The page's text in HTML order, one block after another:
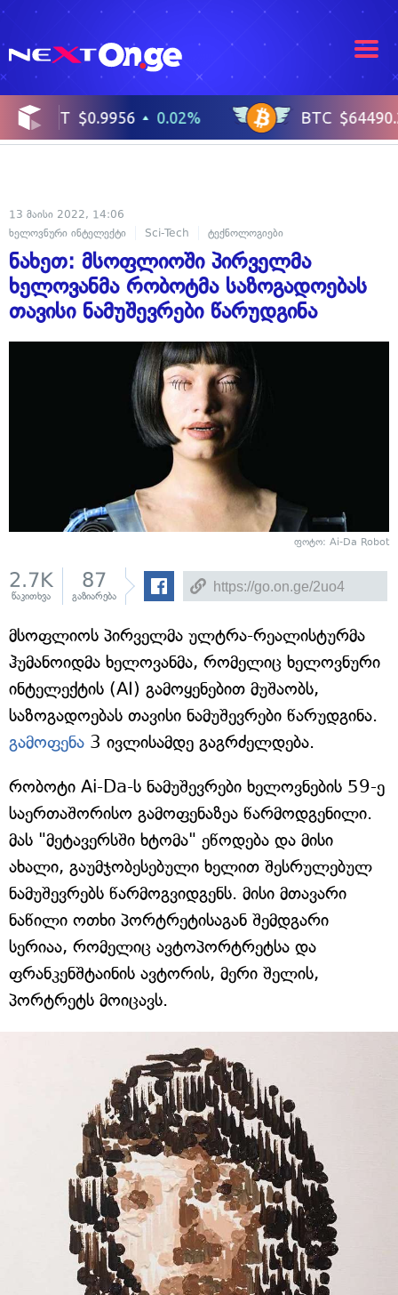
13 მაისი 2022, 14:06
ხელოვნური ინტელექტი
Sci-Tech ტექნოლოგიები
ნახეთ: მსოფლიოში პირველმა
ხელოვანმა რობოტმა საზოგადოებას
თავისი ნამუშევრები წარუდგინა
ფოტო: Ai-Da Robot
2.7K
წაკითხვა
87
გაზიარება
მსოფლიოს პირველმა ულტრა-რეალისტურმა
ჰუმანოიდმა ხელოვანმა, რომელიც ხელოვნური
ინტელექტის (AI) გამოყენებით მუშაობს,
საზოგადოებას თავისი ნამუშევრები წარუდგინა.
გამოფენა 3 ივლისამდე გაგრძელდება.
რობოტი Ai-Da-ს ნამუშევრები ხელოვნების 59-ე
საერთაშორისო გამოფენაზეა წარმოდგენილი.
მას "მეტავერსში ხტომა" ეწოდება და მისი
ახალი, გაუმჯობესებული ხელით შესრულებულ
ნამუშევრებს წარმოგვიდგენს. მისი მთავარი
ნაწილი ოთხი პორტრეტისაგან შემდგარი
სერიაა, რომელიც ავტოპორტრეტსა და
ფრანკენშტაინის ავტორის, მერი შელის,
პორტრეტს მოიცავს.